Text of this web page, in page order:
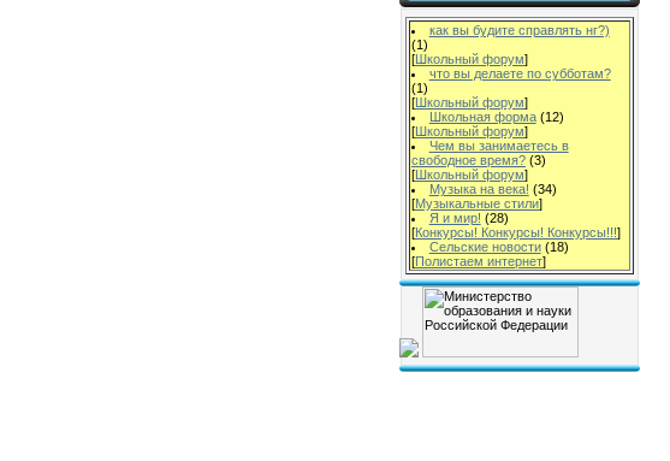
как вы будите справлять нг?)
(1)
[Школьный форум]
что вы делаете по субботам?
(1)
[Школьный форум]
Школьная форма (12)
[Школьный форум]
Чем вы занимаетесь в
свободное время? (3)
[Школьный форум]
Музыка на века! (34)
[Музыкальные стили]
Я и мир! (28)
[Конкурсы! Конкурсы! Конкурсы!!!]
Сельские новости (18)
[Полистаем интернет]